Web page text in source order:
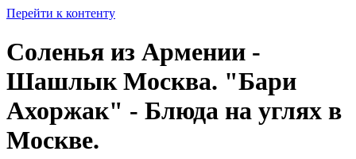
Перейти к контенту
Соленья из Армении -
Шашлык Москва. "Бари
Ахоржак" - Блюда на углях в
Москве.